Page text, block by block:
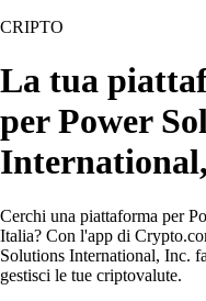
CRIPTO
La tua
per Power
Cerchi una piattaforma per
Italia? Con l'app di
Solutions International, Inc.
gestisci le tue criptovalute.